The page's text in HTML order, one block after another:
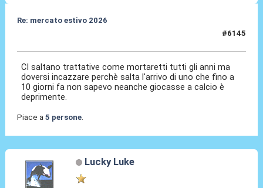
Re: mercato estivo 2026
#6145
CI saltano trattative come mortaretti tutti gli anni ma
doversi incazzare perchè salta l'arrivo di uno che fino a
10 giorni fa non sapevo neanche giocasse a calcio è
deprimente.
Piace a 5 persone.
Lucky Luke